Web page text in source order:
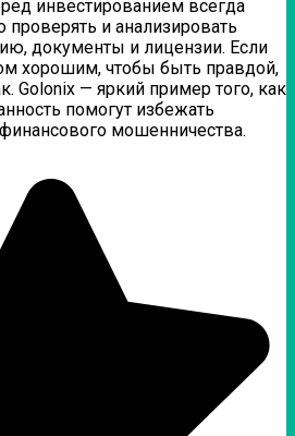
инвестированием всегда
и анализировать
документы и лицензии. Если
хорошим, чтобы быть правдой,
Golonix — яркий пример того, как
помогут избежать
мошенничества.